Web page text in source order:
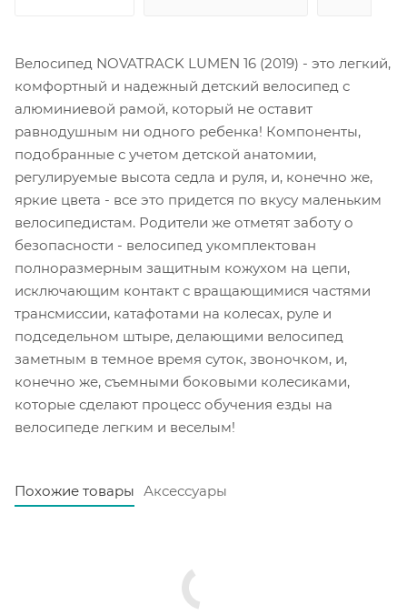
Велосипед NOVATRACK LUMEN 16 (2019) - это легкий,
комфортный и надежный детский велосипед с
алюминиевой рамой, который не оставит
равнодушным ни одного ребенка! Компоненты,
подобранные с учетом детской анатомии,
регулируемые высота седла и руля, и, конечно же,
яркие цвета - все это придется по вкусу маленьким
велосипедистам. Родители же отметят заботу о
безопасности - велосипед укомплектован
полноразмерным защитным кожухом на цепи,
исключающим контакт с вращающимися частями
трансмиссии, катафотами на колесах, руле и
подседельном штыре, делающими велосипед
заметным в темное время суток, звоночком, и,
конечно же, съемными боковыми колесиками,
которые сделают процесс обучения езды на
велосипеде легким и веселым!
Похожие товары Аксессуары